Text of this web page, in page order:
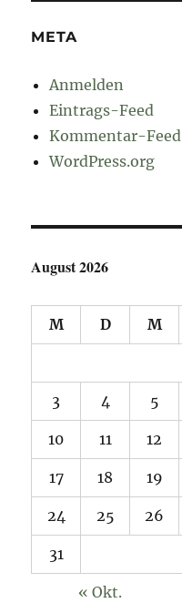
META
Anmelden
Eintrags-Feed
Kommentar-Feed
WordPress.org
August 2026
M D M
3 4 5
10 11 12
17 18 19
24 25 26
31
« Okt.